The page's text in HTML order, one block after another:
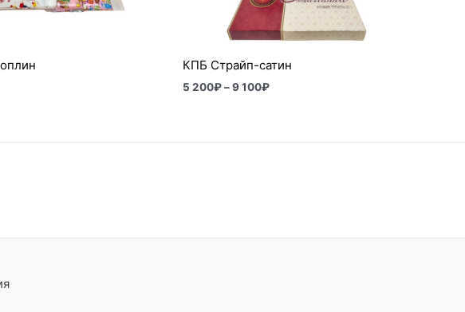
КПБ Страйп-сатин
5 200₽ – 9 100₽